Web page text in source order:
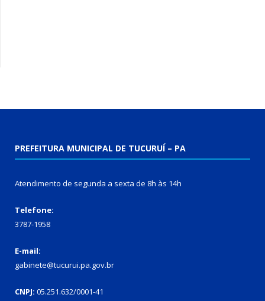
PREFEITURA MUNICIPAL DE TUCURUÍ – PA
Atendimento de segunda a sexta de 8h às 14h
Telefone:
3787-1958
E-mail:
gabinete@tucurui.pa.gov.br
CNPJ: 05.251.632/0001-41